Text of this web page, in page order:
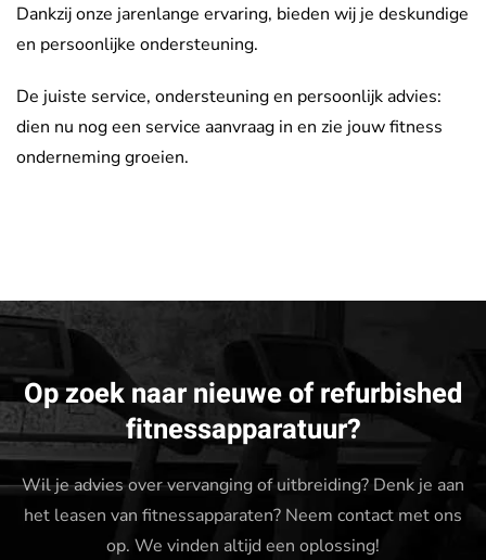
Dankzij onze jarenlange ervaring, bieden wij je deskundige
en persoonlijke ondersteuning.
De juiste service, ondersteuning en persoonlijk advies:
dien nu nog een service aanvraag in en zie jouw fitness
onderneming groeien.
Op zoek naar nieuwe of refurbished
fitnessapparatuur?
Wil je advies over vervanging of uitbreiding? Denk je aan
het leasen van fitnessapparaten? Neem contact met ons
op. We vinden altijd een oplossing!